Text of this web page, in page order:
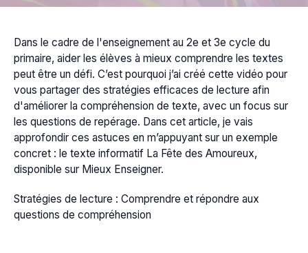
Dans le cadre de l'enseignement au 2e et 3e cycle du
primaire, aider les élèves à mieux comprendre les textes
peut être un défi. C’est pourquoi j’ai créé cette vidéo pour
vous partager des stratégies efficaces de lecture afin
d'améliorer la compréhension de texte, avec un focus sur
les questions de repérage. Dans cet article, je vais
approfondir ces astuces en m’appuyant sur un exemple
concret : le texte informatif La Fête des Amoureux,
disponible sur Mieux Enseigner.
Stratégies de lecture : Comprendre et répondre aux
questions de compréhension